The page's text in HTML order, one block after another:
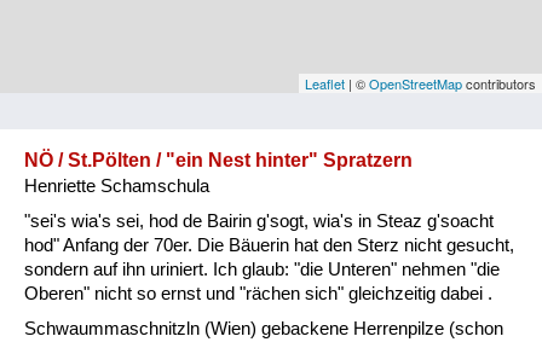
Vorarlberg
Natur und Landwirtschaft
Fluchen und Reden
Leaflet | ©OpenStreetMapcontributors
NÖ / St.Pölten / "ein Nest hinter" Spratzern
Henriette Schamschula
"sei's wia's sei, hod de Bairin g'sogt, wia's in Steaz g'soacht
hod" Anfang der 70er. Die Bäuerin hat den Sterz nicht gesucht,
sondern auf ihn uriniert. Ich glaub: "die Unteren" nehmen "die
Oberen" nicht so ernst und "rächen sich" gleichzeitig dabei .
Schwaummaschnitzln (Wien) gebackene Herrenpilze (schon